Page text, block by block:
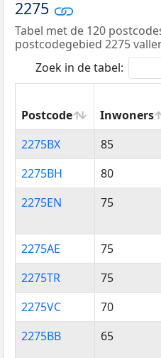
2275
Tabel met de 120
postcodegebied 2275
Zoek in de tabel:
Postcode Inwoners
Postcode
Inwoners
2275BX 85
2275BH
80
2275EN
75
2275AE 75
2275TR
75
2275VC
70
2275BB
65